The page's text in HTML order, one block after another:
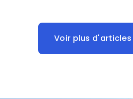
Voir plus d'articles